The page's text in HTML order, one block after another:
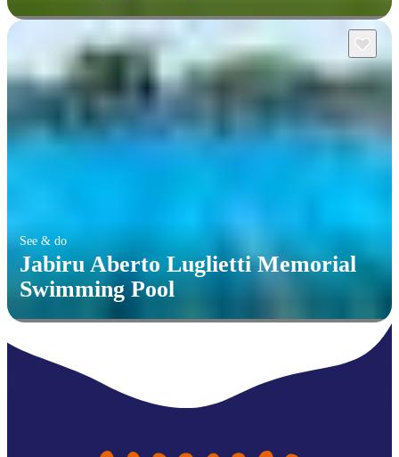
See & do
Jabiru Aberto Luglietti Memorial
Swimming Pool